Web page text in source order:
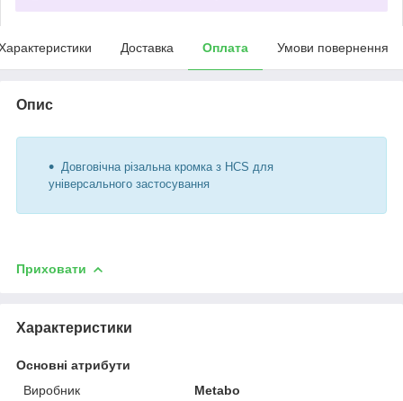
Доставка Оплата Умови повернення
Опис
Довговічна різальна кромка з HCS для
універсального застосування
Приховати
Характеристики
Основні атрибути
Виробник
Metabo